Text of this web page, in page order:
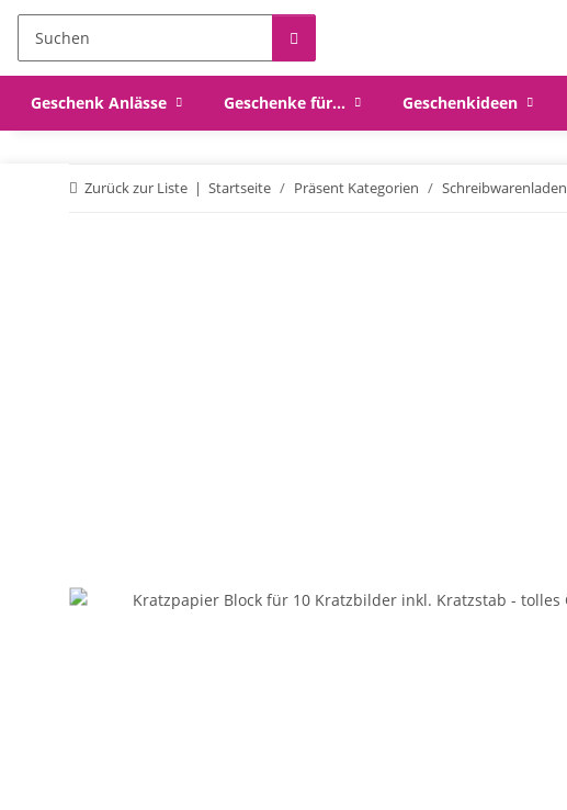
Geschenk Anlässe Geschenke für... Geschenkideen
Zurück zur Liste Startseite Präsent Kategorien Schreibwarenladen